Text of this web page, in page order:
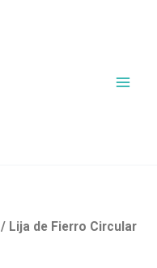
/ Lija de Fierro Circular